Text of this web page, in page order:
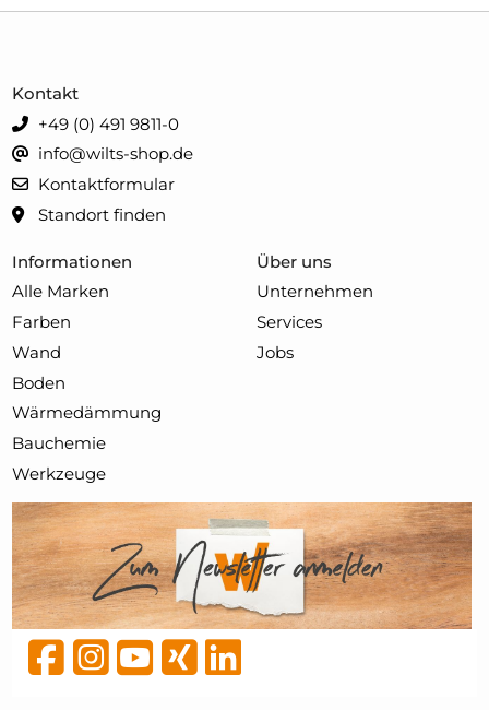
Informationen
Alle Marken
Farben
Wand
Boden
Wärmedämmung
Bauchemie
Werkzeuge
Über uns
Unternehmen
Services
Jobs
Kontakt
+49 (0) 491 9811-0
info@wilts-shop.de
Kontaktformular
Standort finden